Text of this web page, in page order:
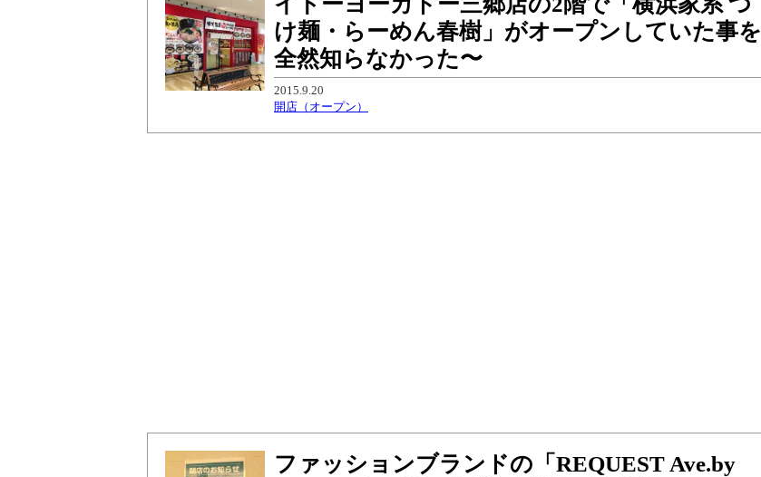
け麺・らーめん春樹」がオープンしていた事を
全然知らなかった〜
2015.9.20
開店（オープン）
ファッションブランドの「REQUEST Ave.by